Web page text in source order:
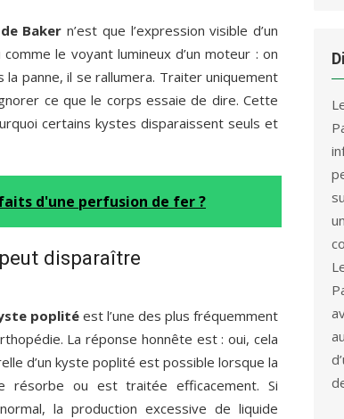
Baker n’est que l’expression visible d’un
le voyant lumineux d’un moteur : on
panne, il se rallumera. Traiter uniquement
ce que le corps essaie de dire. Cette
certains kystes disparaissent seuls et
d'une perfusion de fer ?
disparaître
poplitéest l’une des plus fréquemment
La réponse honnête est : oui, cela
d’un kyste poplité est possible lorsque la
résorbe ou est traitée efficacement. Si
la production excessive de liquide